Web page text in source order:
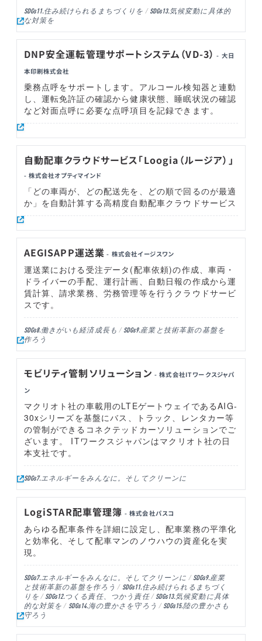
SDGs11.住み続けられるまちづくりを SDGs13.気候変動に具体的
な対策を
DNP安全運転管理サポートシステム（VD-3） - 大日
本印刷株式会社
乗務点呼をサポートします。アルコール検知器と連動
し、運転免許証の確認から健康状態、睡眠状況の確認
など対面点呼に必要な点呼項目を記録できます。
自動配車クラウドサービス「Loogia（ルージア）」
- 株式会社オプティマインド
「どの車両が、どの配送先を、どの順で回るのが最適
か」を自動計算する高精度自動配車クラウドサービス
AEGISAPP運送業 - 株式会社イージスワン
運送業における受注データ(配車依頼)の作成、車両・
ドライバーの手配、運行計画、自動日報の作成から運
賃計算、請求業務、労務管理等を行うクラウドサービ
スです。
SDGs8.働きがいも経済成長も SDGs9.産業と技術革新の基盤を
作ろう
モビリティ管制ソリューション - 株式会社ITワークスジャパ
ン
マクリオト社の車載用のLTEゲートウェイであるAIG-
30xシリーズを基盤にバス、トラック、レンタカー等
の管制ができるコネクテッドカーソリューションでご
ざいます。 ITワークスジャパンはマクリオト社の日
本支社です。
SDGs7.エネルギーをみんなに。そしてクリーンに
LogiSTAR配車管理簿 - 株式会社パスコ
あらゆる配車条件を詳細に設定し、配車業務の平準化
と効率化、そして配車マンのノウハウの資産化を実
現。
SDGs7.エネルギーをみんなに。そしてクリーンに SDGs9.産業
と技術革新の基盤を作ろう
SDGs11.住み続けられるまちづく
りを
SDGs12.つくる責任、つかう責任 SDGs13.気候変動に具体
的な対策を
SDGs14.海の豊かさを守ろう SDGs15.陸の豊かさも
守ろう